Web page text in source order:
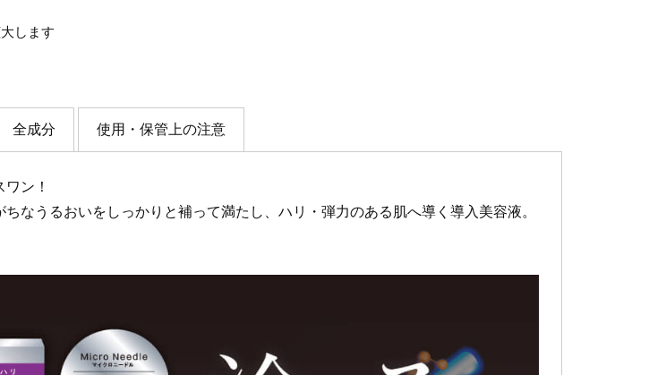
します
全成分 使用・保管上の注意
ン！
なうるおいをしっかりと補って満たし、ハリ・弾力のある肌へ導く導入美容液。